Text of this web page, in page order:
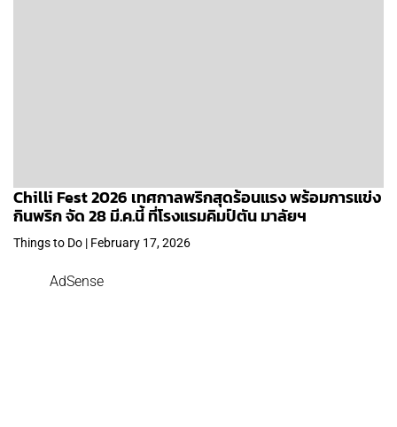
Chilli Fest 2026 เทศกาลพริกสุดร้อนแรง พร้อมการแข่ง
กินพริก จัด 28 มี.ค.นี้ ที่โรงแรมคิมป์ตัน มาลัยฯ
Things to Do | February 17, 2026
AdSense